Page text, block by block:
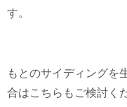
す。
もとのサイディングを
合はこちらもご検討く